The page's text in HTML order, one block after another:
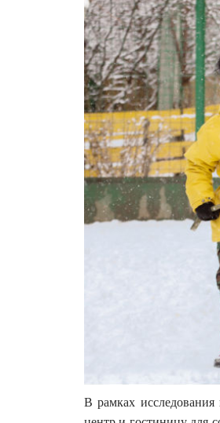
В рамках